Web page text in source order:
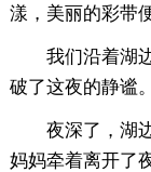
漾，美丽的彩带
我们沿着湖边
破了这夜的静谧。
夜深了，湖边
妈妈牵着离开了